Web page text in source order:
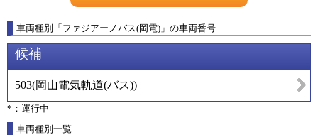
車両種別 「ファジアーノバス(岡電) 」 の車両番号
候補
503(岡山電気軌道(バス))
*：運行中
車両種別一覧